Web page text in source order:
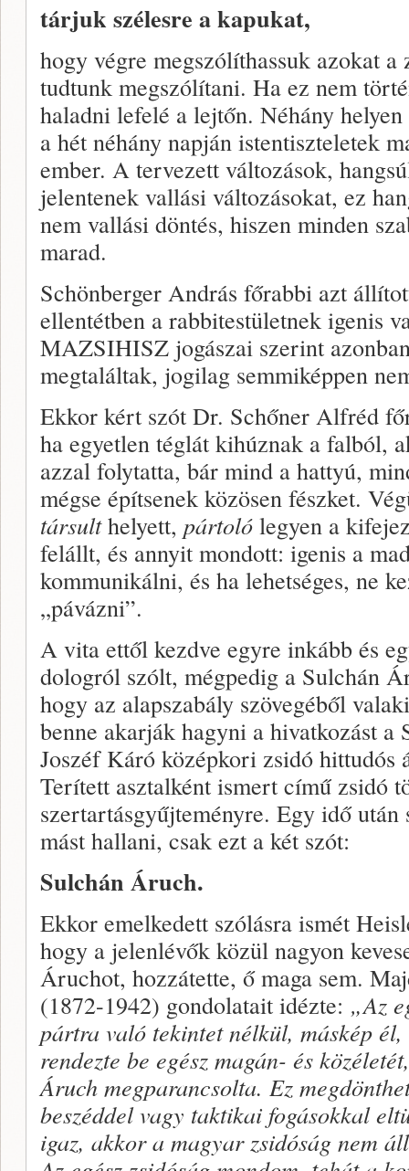
tárjuk szélesre a kapukat,
hogy végre megszólíthassuk azokat
tudtunk megszólítani. Ha ez nem
haladni lefelé a lejtőn. Néhány
a hét néhány napján istentiszteletek
ember. A tervezett változások,
jelentenek vallási változásokat, ez
nem vallási döntés, hiszen minden
marad.
Schönberger András főrabbi azt
ellentétben a rabbitestületnek igenis
MAZSIHISZ jogászai szerint
megtaláltak, jogilag semmiképpen
Ekkor kért szót Dr. Schőner Alfréd
ha egyetlen téglát kihúznak a falból,
azzal folytatta, bár mind a hattyú,
mégse építsenek közösen fészket.
társulthelyett, pártoló legyen a
felállt, és annyit mondott: igenis a
kommunikálni, és ha lehetséges, ne
„pávázni”.
A vita ettől kezdve egyre inkább és
dologról szólt, mégpedig a Sulchán
hogy az alapszabály szövegéből
benne akarják hagyni a hivatkozást a
Joszéf Káró középkori zsidó hittudós
Terített asztalként ismert című zsidó
szertartásgyűjteményre. Egy idő
mást hallani, csak ezt a két szót:
Sulchán Áruch.
Ekkor emelkedett szólásra ismét
hogy a jelenlévők közül nagyon
Áruchot, hozzátette, ő maga sem.
(1872-1942) gondolatait idézte: „Az
pártra való tekintet nélkül, máskép él,
rendezte be egész magán- és
Áruch megparancsolta. Ez
beszéddel vagy taktikai fogásokkal
igaz, akkor a magyar zsidóság nem